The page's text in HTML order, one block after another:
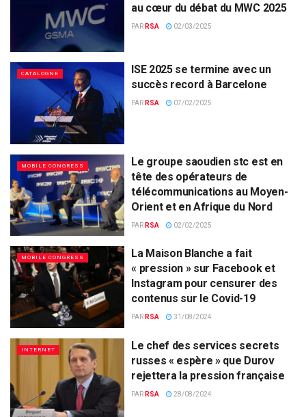
au cœur du débat du MWC 2025
PAR RSA 02/03/2025
CATALOGNE
ISE 2025 se termine avec un
succès record à Barcelone
PAR RSA 07/02/2025
MOBILE CONGRESS
Le groupe saoudien stc est en
tête des opérateurs de
télécommunications au Moyen-
Orient et en Afrique du Nord
PAR RSA 02/02/2025
MOBILE CONGRESS
La Maison Blanche a fait
« pression » sur Facebook et
Instagram pour censurer des
contenus sur le Covid-19
PAR RSA 31/08/2024
INTERNET
Le chef des services secrets
russes « espère » que Durov
rejettera la pression française
PAR RSA 28/08/2024